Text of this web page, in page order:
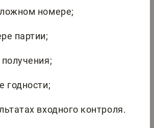
номере;
партии;
годности;
входного контроля.